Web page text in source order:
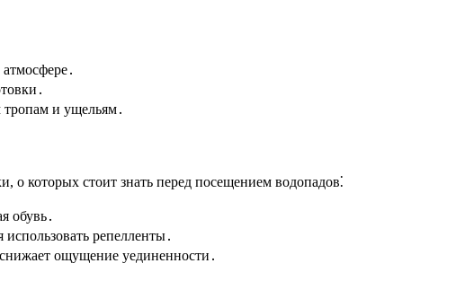
и ущельям․
которых стоит знать перед посещением водопадов⁚
обувь․
репелленты․
ощущение уединенности․